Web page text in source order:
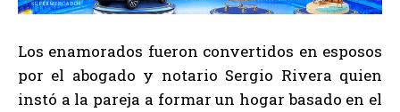
Los enamorados fueron convertidos en esposos
por el abogado y notario Sergio Rivera quien
instó a la pareja a formar un hogar basado en el